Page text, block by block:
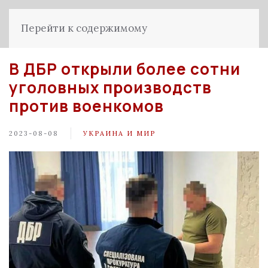
Перейти к содержимому
В ДБР открыли более сотни
уголовных производств
против военкомов
2023-08-08 УКРАИНА И МИР